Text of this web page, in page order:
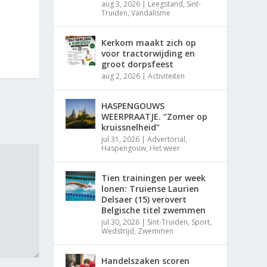
aug 3, 2026 | Leegstand, Sint-
Truiden,Vandalisme
Kerkom maakt zich op
voor tractorwijding en
groot dorpsfeest
aug 2, 2026 |Activiteiten
HASPENGOUWS
WEERPRAATJE. “Zomer op
kruissnelheid”
jul 31, 2026 |Advertorial,
Haspengouw, Het weer
Tien trainingen per week
lonen: Truiense Laurien
Delsaer (15) verovert
Belgische titel zwemmen
jul 30, 2026 | Sint-Truiden, Sport,
Wedstrijd, Zwemmen
Handelszaken scoren